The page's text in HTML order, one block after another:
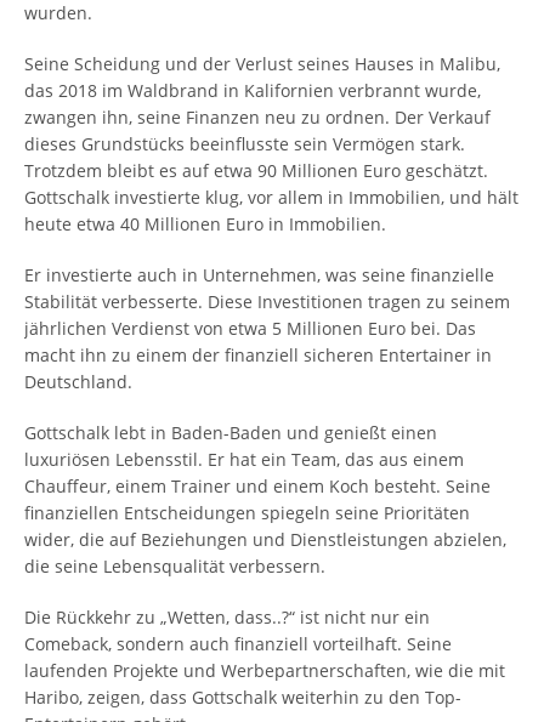
wurden.
Seine Scheidung und der Verlust seines Hauses in Malibu,
das 2018 im Waldbrand in Kalifornien verbrannt wurde,
zwangen ihn, seine Finanzen neu zu ordnen. Der Verkauf
dieses Grundstücks beeinflusste sein Vermögen stark.
Trotzdem bleibt es auf etwa 90 Millionen Euro geschätzt.
Gottschalk investierte klug, vor allem in Immobilien, und hält
heute etwa 40 Millionen Euro in Immobilien.
Er investierte auch in Unternehmen, was seine finanzielle
Stabilität verbesserte. Diese Investitionen tragen zu seinem
jährlichen Verdienst von etwa 5 Millionen Euro bei. Das
macht ihn zu einem der finanziell sicheren Entertainer in
Deutschland.
Gottschalk lebt in Baden-Baden und genießt einen
luxuriösen Lebensstil. Er hat ein Team, das aus einem
Chauffeur, einem Trainer und einem Koch besteht. Seine
finanziellen Entscheidungen spiegeln seine Prioritäten
wider, die auf Beziehungen und Dienstleistungen abzielen,
die seine Lebensqualität verbessern.
Die Rückkehr zu „Wetten, dass..?“ ist nicht nur ein
Comeback, sondern auch finanziell vorteilhaft. Seine
laufenden Projekte und Werbepartnerschaften, wie die mit
Haribo, zeigen, dass Gottschalk weiterhin zu den Top-